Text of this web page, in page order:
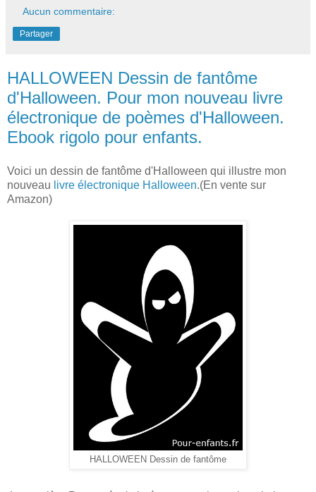
Aucun commentaire:
Partager
HALLOWEEN Dessin de fantôme
d'Halloween. Pour mon nouveau livre
électronique de poèmes d'Halloween.
Ebook rigolo pour enfants.
Voici un dessin de fantôme d'Halloween qui illustre mon
nouveau livre électronique Halloween.(En vente sur
Amazon)
HALLOWEEN Dessin de fantôme